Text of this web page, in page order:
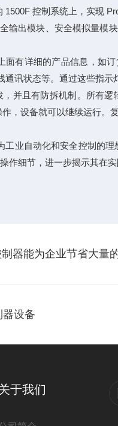
控制系统上，实现
输出模块、安全模拟量
面有详细的产品信息，
讯状态等。通过这些指示
并且有防拆机制。所有
，设备就可以继续运行
业自动化和安全控制的
细节，进一步揭示其在实
器能为企业节省大量
设备
于我们